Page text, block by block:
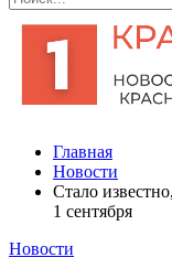
Главная
Новости
Стало
1 сентября
Новости